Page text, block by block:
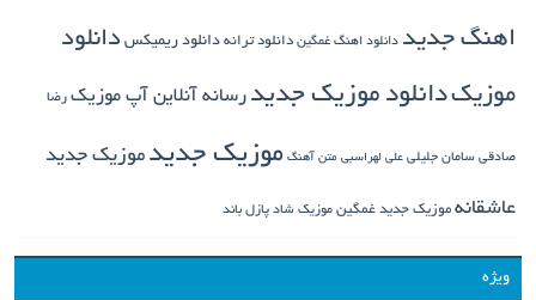
اهنگ جدید دانلود اهنگ غمگین دانلود ترانه دانلود ریمیکس دانلود
موزیکدانلود موزیک جدید رسانه آنلاین آپ موزیک رضا
صادقی سامان جلیلی علی لهراسبی متن آهنگ موزیک جدید موزیک جدید
عاشقانه موزیک جدید غمگین موزیک شاد پازل باند
ویژه